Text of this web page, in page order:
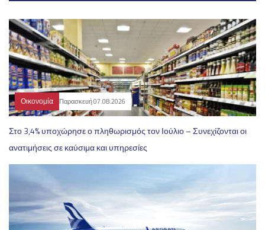
Οικονομία Παρασκευή 07.08.2026
Στο 3,4% υποχώρησε ο πληθωρισμός τον Ιούλιο – Συνεχίζονται οι
ανατιμήσεις σε καύσιμα και υπηρεσίες